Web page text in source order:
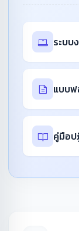
ระบบ
แบบ
คู่มือ